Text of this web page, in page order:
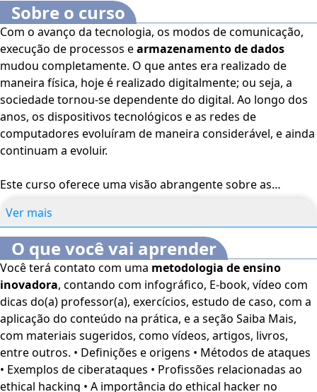
Sobre o curso
Com o avanço da tecnologia, os modos de comunicação,
execução de processos earmazenamento de dados
mudou completamente. O que antes era realizado de
maneira física, hoje é realizado digitalmente; ou seja, a
sociedade tornou-se dependente do digital. Ao longo dos
anos, os dispositivos tecnológicos e as redes de
computadores evoluíram de maneira considerável, e ainda
continuam a evoluir.
Este curso oferece uma visão abrangente sobre as
na proteção contra esses ataques. Os alunos aprenderão
sobre a evolução das ciberameaças, os métodos de ataque
mais comuns, como phishing e ransomware, e estudarão
casos reais de ciberataques que impactaram organizações
e governos. Além disso, o curso explora as diversas
carreiras no campo do ethical hacking, destacando as
habilidades e certificações necessárias para cada
profissão.
O curso também aborda a relevância dos ethical hackers
na conformidade comleis de proteção de dados , como a
Ver mais
O que você vai aprender
Você terá contato com uma metodologia de ensino
inovadora, contando com infográfico, E-book, vídeo com
dicas do(a) professor(a), exercícios, estudo de caso, com a
aplicação do conteúdo na prática, e a seção Saiba Mais,
com materiais sugeridos, como vídeos, artigos, livros,
entre outros. • Definições e origens • Métodos de ataques
• Exemplos de ciberataques • Profissões relacionadas ao
ethical hacking • A importância do ethical hacker no